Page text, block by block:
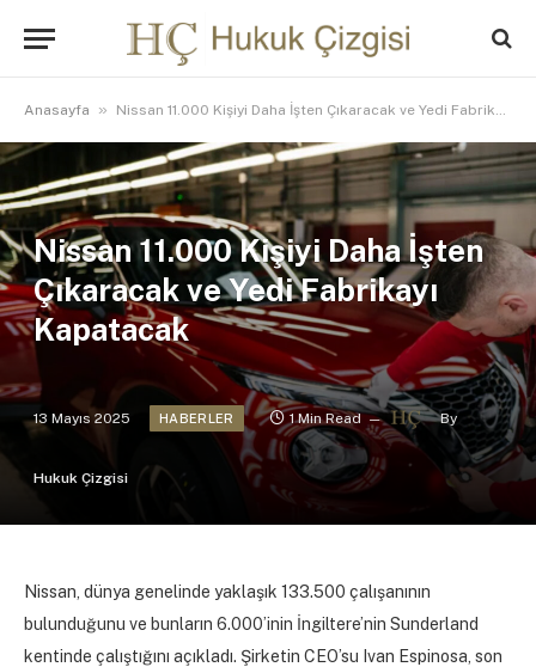
Anasayfa » Nissan 11.000 Kişiyi Daha İşten Çıkaracak ve Yedi Fabrikayı Kapatacak
Nissan 11.000 Kişiyi Daha İşten
Çıkaracak ve Yedi Fabrikayı
Kapatacak
13 Mayıs 2025 HABERLER 1 Min Read By
Hukuk Çizgisi
Nissan, dünya genelinde yaklaşık 133.500 çalışanının
bulunduğunu ve bunların 6.000’inin İngiltere’nin Sunderland
kentinde çalıştığını açıkladı. Şirketin CEO’su Ivan Espinosa, son